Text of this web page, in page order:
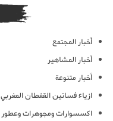
أخبار المجتمع
أخبار المشاهير
أخبار متنوعة
ازياء فساتين القفطان المغربي
اكسسوارات ومجوهرات وعطور